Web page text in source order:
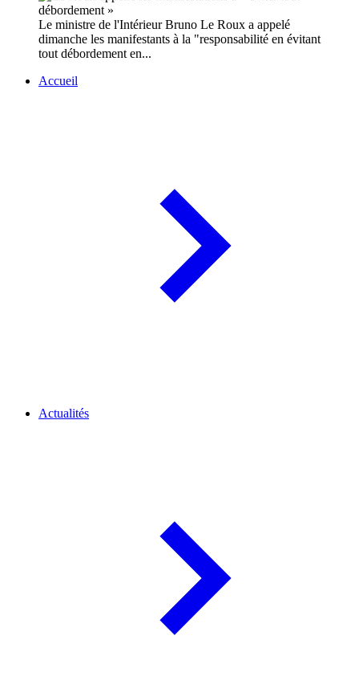
Le ministre de l'Intérieur Bruno Le Roux a appelé
dimanche les manifestants à la "responsabilité en évitant
tout débordement en...
Accueil
Actualités